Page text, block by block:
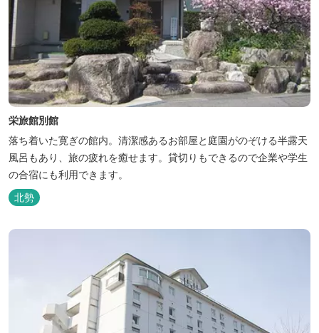
栄旅館別館
落ち着いた寛ぎの館内。清潔感あるお部屋と庭園がのぞける半露天
風呂もあり、旅の疲れを癒せます。貸切りもできるので企業や学生
の合宿にも利用できます。
北勢